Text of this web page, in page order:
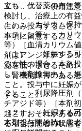
１０．２． 併用注意
１）． カリウム保持
ムテレン等）、カリ
等）［血清カリウム
剤はアンジオテンシ
泌を低下させるため
＞腎機能障害のある
２）． 利尿降圧剤（
チアジド等）［本剤
起こすおそれがある
る場合は患者の状態
立ち、代替薬の有無
検討し、治療上の有
にのみ投与すること
事項に留意すること
（１）． 妊娠する可
る女性の場合、本剤
し、本剤投与中も、
こと。投与中に妊娠
すること。
（２）． 妊娠する可
本剤投与開始時に患